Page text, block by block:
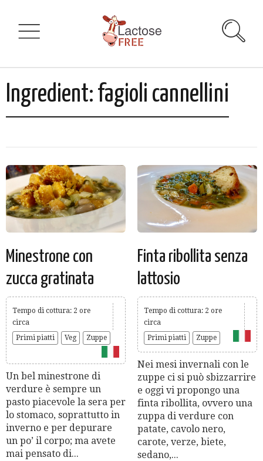
Ingredient: fagioli cannellini
Minestrone con
zucca gratinata
Tempo di cottura: 2 ore
circa
Primi piatti
Veg Zuppe
Un bel minestrone di
verdure è sempre un
pasto piacevole la sera per
lo stomaco, soprattutto in
inverno e per depurare
un po’ il corpo; ma avete
mai pensato di...
Finta ribollita senza
lattosio
Tempo di cottura: 2 ore
circa
Primi piatti
Zuppe
Nei mesi invernali con le
zuppe ci si può sbizzarrire
e oggi vi propongo una
finta ribollita, ovvero una
zuppa di verdure con
patate, cavolo nero,
carote, verze, biete,
sedano,...